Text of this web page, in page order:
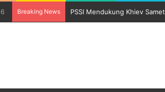
Breaking News PSSI Mendukung Khiev